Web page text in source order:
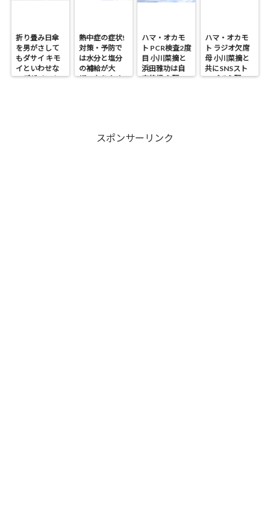
折り畳み日傘
を男がさして
もダサイ キモ
イといわせな
いデザイン！
熱中症の症状!
対策・予防で
は水分と塩分
の補給が大
切・なりやす
ハマ・オカモ
ト PCR検査2度
目 小川菜摘と
浜田雅功は自
宅待機 心配の
ハマ・オカモ
ト ラジオ欠席
母 小川菜摘と
共にSNSスト
ップで心配の
スポンサーリンク